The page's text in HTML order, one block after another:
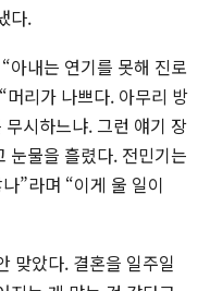
다.
아내는 연기를 못해 진로
리가 나쁘다. 아무리 방
시하느냐. 그런 얘기 장
눈물을 흘렸다. 전민기는
”라며 “이게 울 일이
맞았다. 결혼을 일주일